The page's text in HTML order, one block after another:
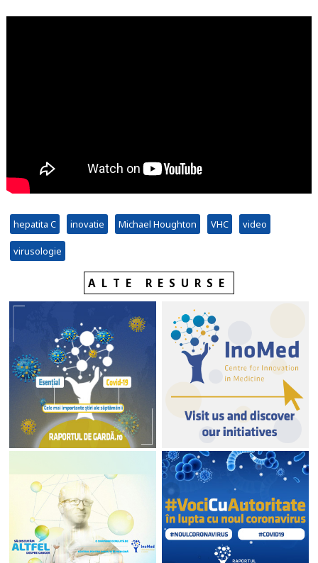
hepatita C inovatie Michael Houghton VHC video
virusologie
ALTE RESURSE